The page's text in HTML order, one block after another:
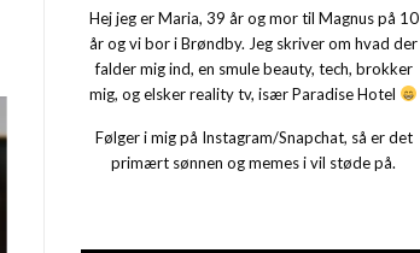
Hej jeg er Maria, 39 år og mor til Magnus på 10
år og vi bor i Brøndby. Jeg skriver om hvad der
falder mig ind, en smule beauty, tech, brokker
mig, og elsker reality tv, især Paradise Hotel
Følger i mig på Instagram/Snapchat, så er det
primært sønnen og memes i vil støde på.